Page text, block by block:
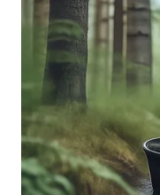
WN
TAPANULI
UTARA
WN
SAMOSIR
WN
PADANG